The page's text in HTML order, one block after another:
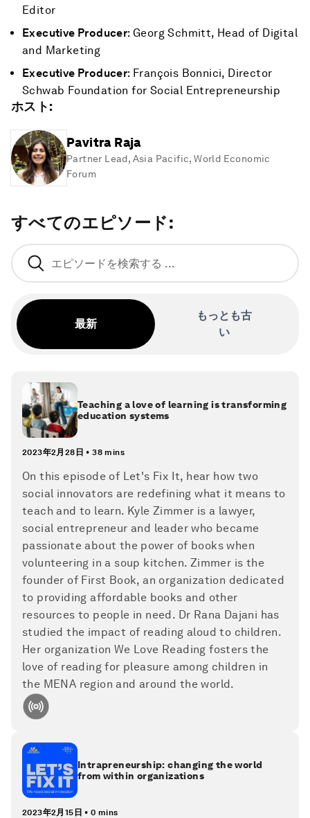
Editor
Executive Producer: Georg Schmitt, Head of Digital
and Marketing
Executive Producer: François Bonnici, Director
Schwab Foundation for Social Entrepreneurship
ホスト:
Pavitra Raja
Partner Lead, Asia Pacific,World Economic
Forum
すべてのエピソード:
最新
もっとも古
い
Teaching a love of learning is transforming
education systems
2023年2月28日 • 38 mins
On this episode of Let's Fix It, hear how two
social innovators are redefining what it means to
teach and to learn. Kyle Zimmer is a lawyer,
social entrepreneur and leader who became
passionate about the power of books when
volunteering in a soup kitchen. Zimmer is the
founder of First Book, an organization dedicated
to providing affordable books and other
resources to people in need. Dr Rana Dajani has
studied the impact of reading aloud to children.
Her organization We Love Reading fosters the
love of reading for pleasure among children in
the MENA region and around the world.
Intrapreneurship: changing the world
from within organizations
2023年2月15日 • 0 mins